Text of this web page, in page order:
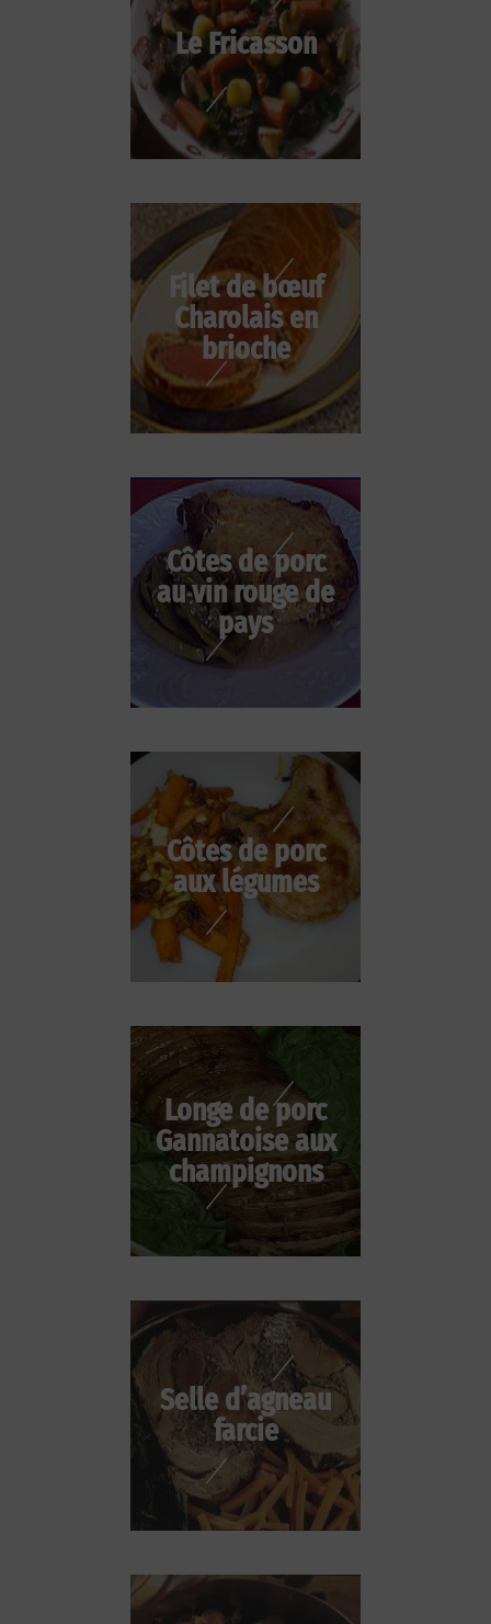
Le Fricasson
Filet de bœuf
Charolais en
brioche
Côtes de porc
au vin rouge de
pays
Côtes de porc
aux légumes
Longe de porc
Gannatoise aux
champignons
Selle d’agneau
farcie